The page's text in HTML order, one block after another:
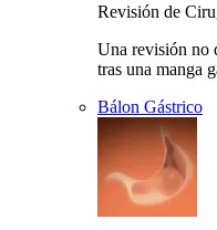
Revisión de
Una revisión no
tras una manga
Bálon Gástrico